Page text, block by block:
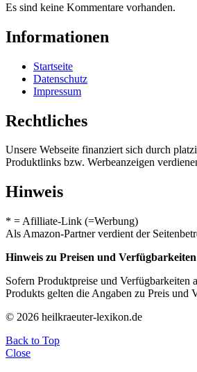
Es sind keine Kommentare vorhanden.
Informationen
Startseite
Datenschutz
Impressum
Rechtliches
Unsere Webseite finanziert sich durch
Produktlinks bzw. Werbeanzeigen
Hinweis
* = Afilliate-Link (=Werbung)
Als Amazon-Partner verdient der
Hinweis zu Preisen und Verfügbarkeiten
Sofern Produktpreise und Verfügbarkeiten
Produkts gelten die Angaben zu Preis und
© 2026 heilkraeuter-lexikon.de
Back to Top
Close